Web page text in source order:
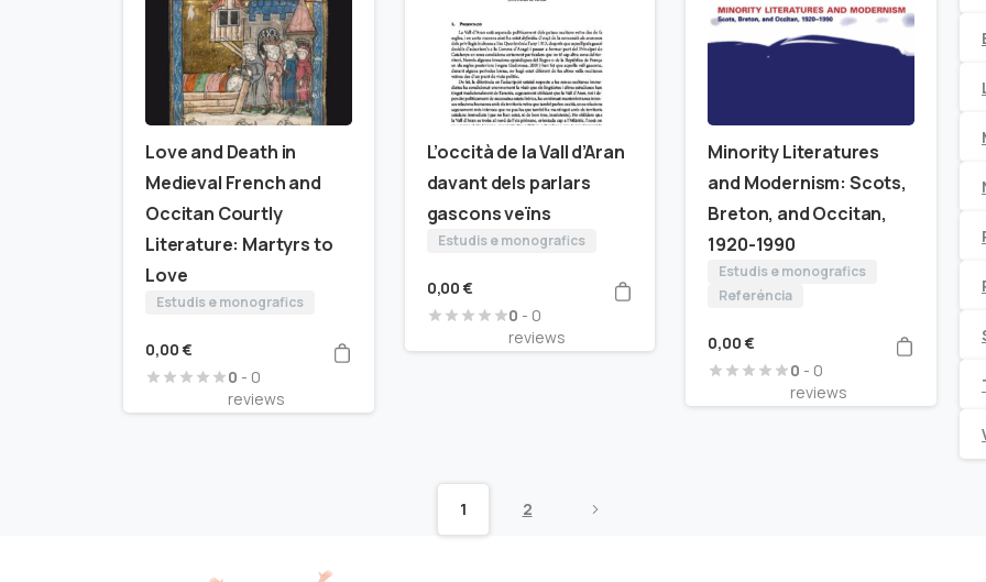
Love and Death in
Medieval French and
Occitan Courtly
Literature: Martyrs to
Love
Estudis e monografics
0,00 €
0 - 0
reviews
L’occità de la Vall d’Aran
davant dels parlars
gascons veïns
Estudis e monografics
0,00€
0 - 0
reviews
Minority Literatures
and Modernism: Scots,
Breton, and Occitan,
1920-1990
Estudis e monografics
Referéncia
0,00 €
0 - 0
reviews
1 2